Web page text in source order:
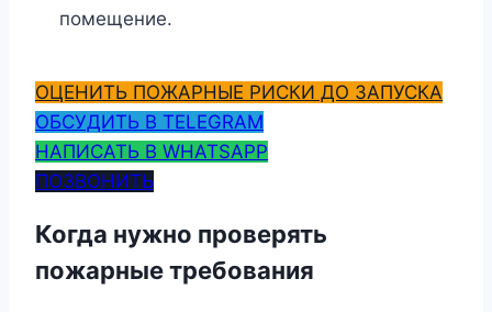
помещение.
ОЦЕНИТЬ ПОЖАРНЫЕ РИСКИ ДО ЗАПУСКА
ОБСУДИТЬ В TELEGRAM
НАПИСАТЬ В WHATSAPP
ПОЗВОНИТЬ
Когда нужно проверять
пожарные требования